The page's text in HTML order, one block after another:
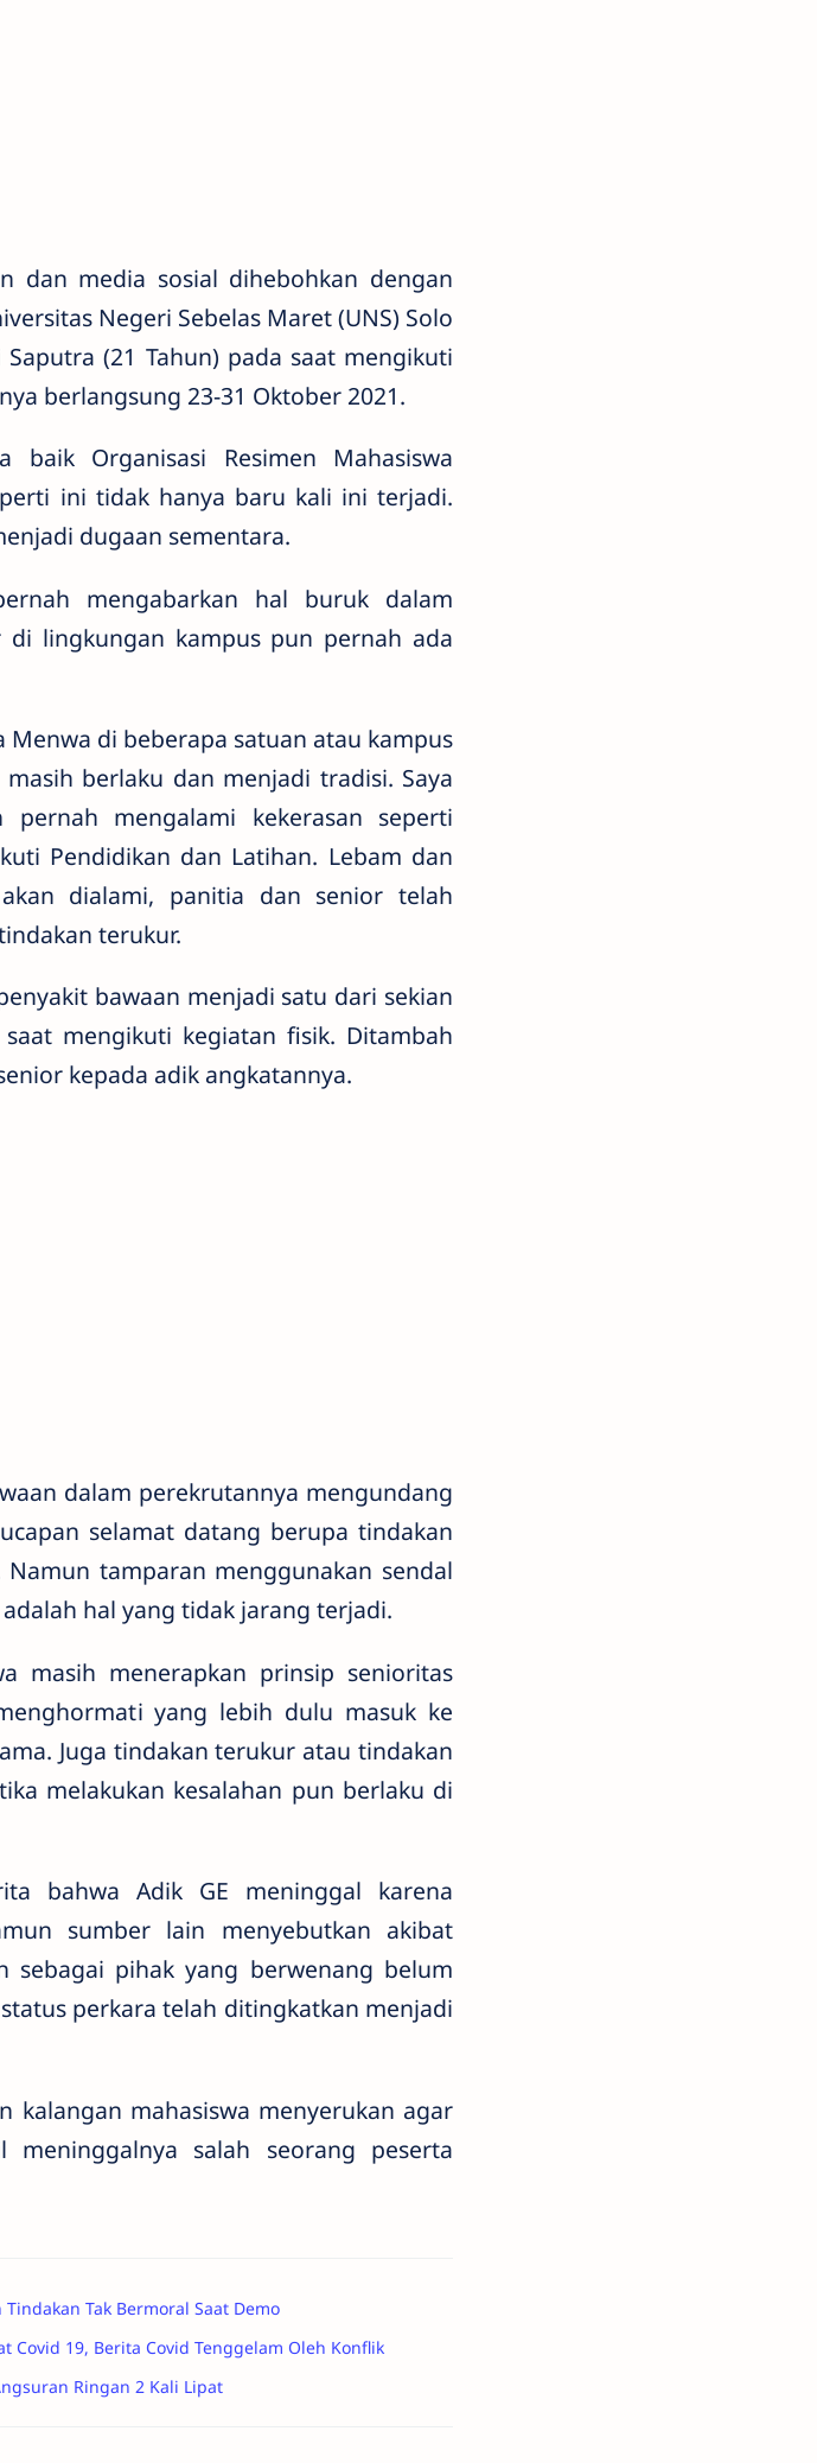
dan media sosial dihebohkan dengan
Negeri Sebelas Maret (UNS) Solo
(21 Tahun) pada saat mengikuti
berlangsung 23-31 Oktober 2021.
Organisasi Resimen Mahasiswa
ini tidak hanya baru kali ini terjadi.
dugaan sementara.
mengabarkan hal buruk dalam
di lingkungan kampus pun pernah ada
di beberapa satuan atau kampus
berlaku dan menjadi tradisi. Saya
mengalami kekerasan seperti
Pendidikan dan Latihan. Lebam dan
dialami, panitia dan senior telah
terukur.
bawaan menjadi satu dari sekian
mengikuti kegiatan fisik. Ditambah
kepada adik angkatannya.
dalam perekrutannya mengundang
selamat datang berupa tindakan
tamparan menggunakan sendal
hal yang tidak jarang terjadi.
masih menerapkan prinsip senioritas
yang lebih dulu masuk ke
Juga tindakan terukur atau tindakan
melakukan kesalahan pun berlaku di
bahwa Adik GE meninggal karena
sumber lain menyebutkan akibat
sebagai pihak yang berwenang belum
perkara telah ditingkatkan menjadi
kalangan mahasiswa menyerukan agar
salah seorang peserta
Tak Bermoral Saat Demo
Covid 19, Berita Covid Tenggelam Oleh Konflik
Ringan 2 Kali Lipat